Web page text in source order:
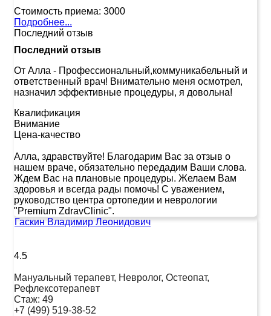
Стоимость приема: 3000
Подробнее...
Последний отзыв
Последний отзыв
От Алла - Профессиональный,коммуникабельный и
ответственный врач! Внимательно меня осмотрел,
назначил эффективные процедуры, я довольна!
Квалификация
Внимание
Цена-качество
Алла, здравствуйте! Благодарим Вас за отзыв о
нашем враче, обязательно передадим Ваши слова.
Ждем Вас на плановые процедуры. Желаем Вам
здоровья и всегда рады помочь! С уважением,
руководство центра ортопедии и неврологии
"Premium ZdravClinic".
Гаскин Владимир Леонидович
4.5
Мануальный терапевт, Невролог, Остеопат,
Рефлексотерапевт
Стаж: 49
+7 (499) 519-38-52